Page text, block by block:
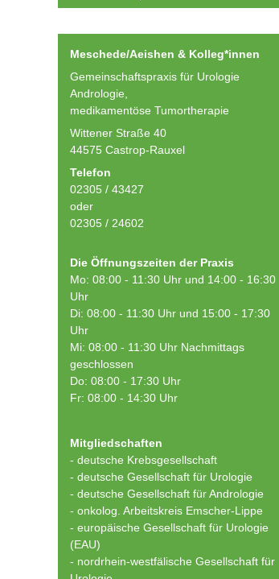
Meschede/Aeishen & Kolleg*innen
Gemeinschaftspraxis für Urologie
Andrologie,
medikamentöse Tumortherapie
Wittener Straße 40
44575 Castrop-Rauxel
Telefon
02305 / 43427
oder
02305 / 24602
Die Öffnungszeiten der Praxis
Mo: 08:00 - 11:30 Uhr und 14:00 - 16:30
Uhr
Di: 08:00 - 11:30 Uhr und 15:00 - 17:30
Uhr
Mi: 08:00 - 11:30 Uhr Nachmittags
geschlossen
Do: 08:00 - 17:30 Uhr
Fr: 08:00 - 14:30 Uhr
Mitgliedschaften
- deutsche Krebsgesellschaft
- deutsche Gesellschaft für Urologie
- deutsche Gesellschaft für Andrologie
- onkolog. Arbeitskreis Emscher-Lippe
- europäische Gesellschaft für Urologie
(EAU)
- nordrhein-westfälische Gesellschaft für